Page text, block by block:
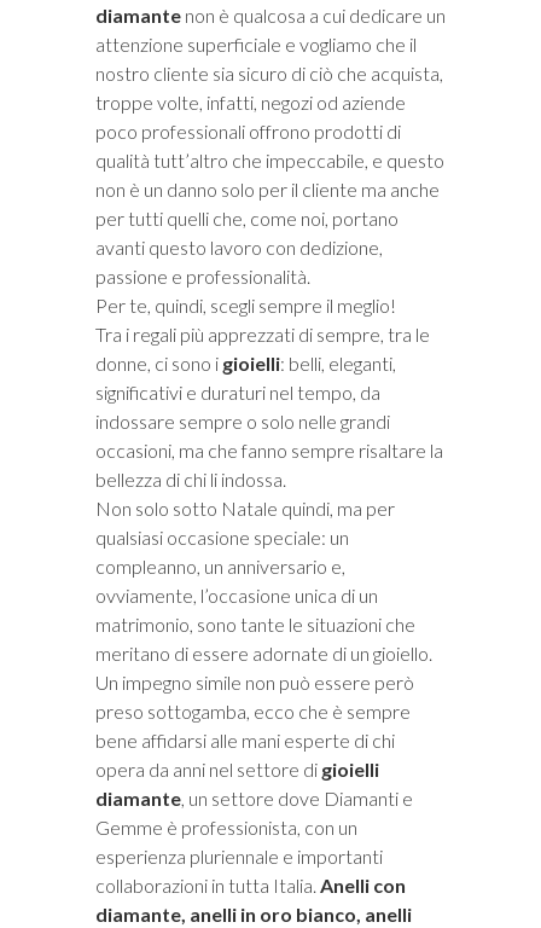
diamante non è qualcosa a cui dedicare un
attenzione superficiale e vogliamo che il
nostro cliente sia sicuro di ciò che acquista,
troppe volte, infatti, negozi od aziende
poco professionali offrono prodotti di
qualità tutt’altro che impeccabile, e questo
non è un danno solo per il cliente ma anche
per tutti quelli che, come noi, portano
avanti questo lavoro con dedizione,
passione e professionalità.
Per te, quindi, scegli sempre il meglio!
Tra i regali più apprezzati di sempre, tra le
donne, ci sono i gioielli: belli, eleganti,
significativi e duraturi nel tempo, da
indossare sempre o solo nelle grandi
occasioni, ma che fanno sempre risaltare la
bellezza di chi li indossa.
Non solo sotto Natale quindi, ma per
qualsiasi occasione speciale: un
compleanno, un anniversario e,
ovviamente, l’occasione unica di un
matrimonio, sono tante le situazioni che
meritano di essere adornate di un gioiello.
Un impegno simile non può essere però
preso sottogamba, ecco che è sempre
bene affidarsi alle mani esperte di chi
opera da anni nel settore di gioielli
diamante, un settore dove Diamanti e
Gemme è professionista, con un
esperienza pluriennale e importanti
collaborazioni in tutta Italia. Anelli con
diamante, anelli in oro bianco, anelli